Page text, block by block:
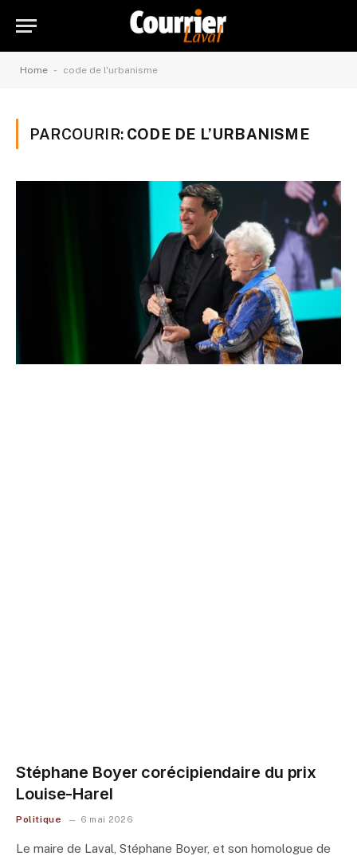
Home - code de l'urbanisme
PARCOURIR: CODE DE L’URBANISME
Stéphane Boyer corécipiendaire du prix
Louise-Harel
Politique 6 mai 2026
Le maire de Laval, Stéphane Boyer, et son homologue de